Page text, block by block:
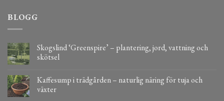
BLOGG
Skogslind ‘Greenspire’ – plantering, jord, vattning och
skötsel
Kaffesump i trädgården – naturlig näring för tuja och
växter